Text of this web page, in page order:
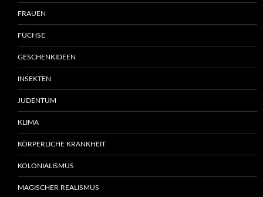
FRAUEN
FÜCHSE
GESCHENKIDEEN
INSEKTEN
JUDENTUM
KLIMA
KÖRPERLICHE KRANKHEIT
KOLONIALISMUS
MAGISCHER REALISMUS